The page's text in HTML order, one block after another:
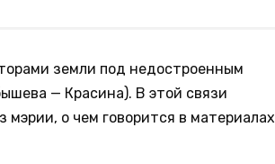
земли под недостроенным
— Красина). В этой связи
мэрии, о чем говорится в материалах